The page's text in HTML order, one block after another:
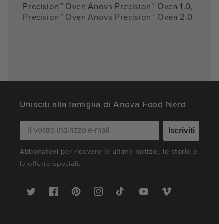
Precision™ Oven Anova Precision™ Oven 1.0,
Precision™ Oven Anova Precision™ Oven 2.0
Unisciti alla famiglia di Anova Food Nerd
Iscriviti
Abbonatevi per ricevere le ultime notizie, le storie e
le offerte speciali.
Twitter FacebookPinterestInstagramTikTok YouTubeVimeo